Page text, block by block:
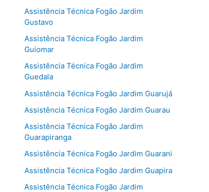
Assistência Técnica Fogão Jardim
Gustavo
Assistência Técnica Fogão Jardim
Guiomar
Assistência Técnica Fogão Jardim
Guedala
Assistência Técnica Fogão Jardim Guarujá
Assistência Técnica Fogão Jardim Guarau
Assistência Técnica Fogão Jardim
Guarapiranga
Assistência Técnica Fogão Jardim Guarani
Assistência Técnica Fogão Jardim Guapira
Assistência Técnica Fogão Jardim